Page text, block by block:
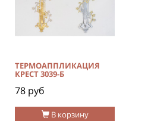
В корзину
ТЕРМОАППЛИКАЦИЯ
КРЕСТ 3039-Б
78 руб